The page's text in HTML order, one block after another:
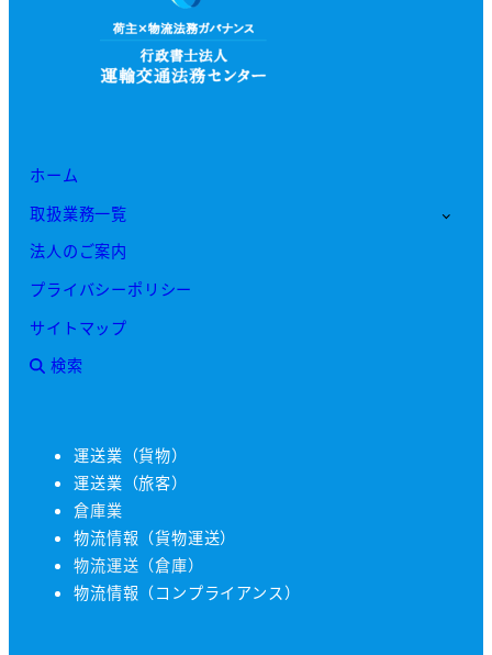
ホーム
取扱業務一覧
法人のご案内
プライバシーポリシー
サイトマップ
検索
運送業（貨物）
運送業（旅客）
倉庫業
物流情報（貨物運送）
物流運送（倉庫）
物流情報（コンプライアンス）